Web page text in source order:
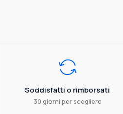
Soddisfatti o rimborsati
30 giorni per scegliere